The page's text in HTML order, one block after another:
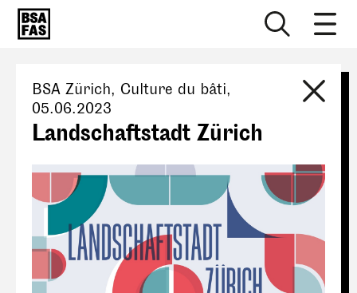
BSA Zürich, Culture du bâti,
05.06.2023
Landschaftstadt Zürich